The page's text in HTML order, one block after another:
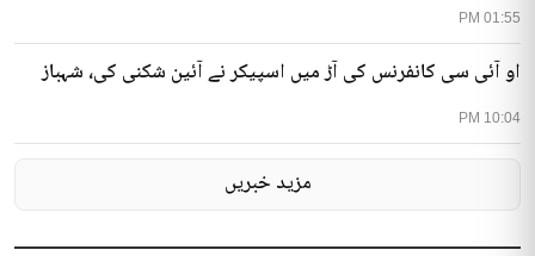
01:55 PM
10:04 PM
او آئی سی کانفرنس کی آڑ میں اسپیکر نے آئین شکنی کی، شہباز
مزید خبریں